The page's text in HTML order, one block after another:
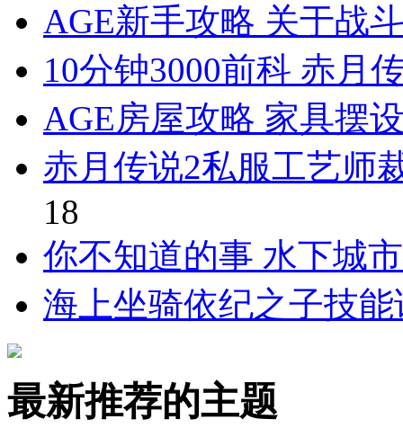
AGE新手攻略 关于战
10分钟3000前科 赤月
AGE房屋攻略 家具摆
赤月传说2私服工艺师
18
你不知道的事 水下城
海上坐骑依纪之子技
最新推荐的主题